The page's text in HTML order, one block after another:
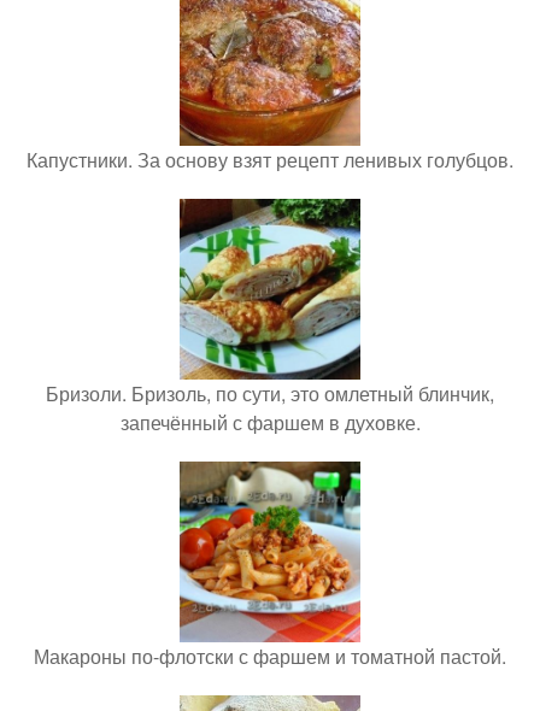
Капустники. За основу взят рецепт ленивых голубцов.
Бризоли. Бризоль, по сути, это омлетный блинчик,
запечённый с фаршем в духовке.
Макароны по-флотски с фаршем и томатной пастой.